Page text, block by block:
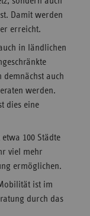
Damit werden
erreicht.
in ländlichen
demnächst auch
werden.
dies eine
100 Städte
viel mehr
ermöglichen.
ist im
durch das